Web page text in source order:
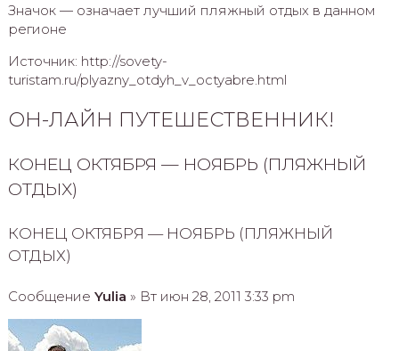
Значок — означает лучший пляжный отдых в данном
регионе
Источник: http://sovety-
turistam.ru/plyazny_otdyh_v_octyabre.html
ОН-ЛАЙН ПУТЕШЕСТВЕННИК!
КОНЕЦ ОКТЯБРЯ — НОЯБРЬ (ПЛЯЖНЫЙ
ОТДЫХ)
КОНЕЦ ОКТЯБРЯ — НОЯБРЬ (ПЛЯЖНЫЙ
ОТДЫХ)
Сообщение Yulia » Вт июн 28, 2011 3:33 pm